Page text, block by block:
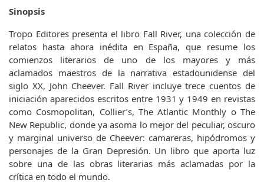
Sinopsis
Tropo Editores presenta el libro Fall River, una colección de
relatos hasta ahora inédita en España, que resume los
comienzos literarios de uno de los mayores y más
aclamados maestros de la narrativa estadounidense del
siglo XX, John Cheever. Fall River incluye trece cuentos de
iniciación aparecidos escritos entre 1931 y 1949 en revistas
como Cosmopolitan, Collier’s, The Atlantic Monthly o The
New Republic, donde ya asoma lo mejor del peculiar, oscuro
y marginal universo de Cheever: camareras, hipódromos y
personajes de la Gran Depresión. Un libro que aporta luz
sobre una de las obras literarias más aclamadas por la
crítica en todo el mundo.